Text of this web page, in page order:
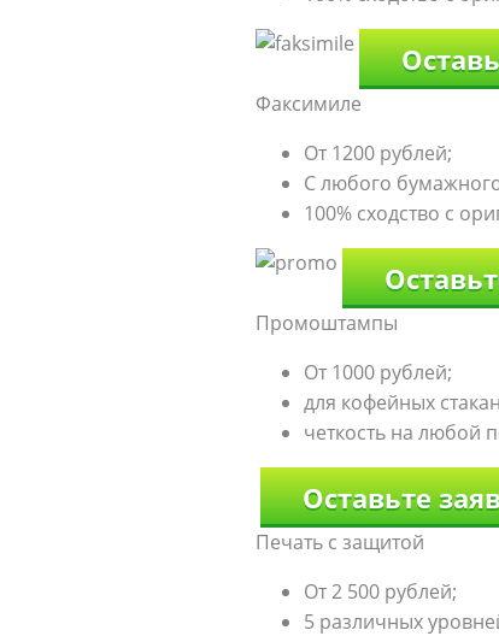
Факсимиле
От 1200 рублей;
С любого
100% сходство с
Промоштампы
От 1000 рублей;
для кофейных
четкость на любой
Оставьте
Печать с защитой
От 2 500 рублей;
5 различных